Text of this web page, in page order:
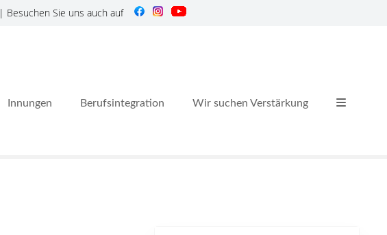
| Besuchen Sie uns auch auf
Innungen Berufsintegration Wir suchen Verstärkung